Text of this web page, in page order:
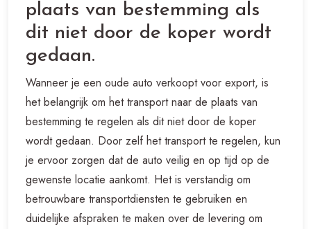
plaats van bestemming als
dit niet door de koper wordt
gedaan.
Wanneer je een oude auto verkoopt voor export, is
het belangrijk om het transport naar de plaats van
bestemming te regelen als dit niet door de koper
wordt gedaan. Door zelf het transport te regelen, kun
je ervoor zorgen dat de auto veilig en op tijd op de
gewenste locatie aankomt. Het is verstandig om
betrouwbare transportdiensten te gebruiken en
duidelijke afspraken te maken over de levering om